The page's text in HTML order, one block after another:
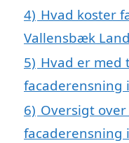
4) Hvad koster
Vallensbæk
5) Hvad er med
facaderensning
6) Oversigt
facaderensning